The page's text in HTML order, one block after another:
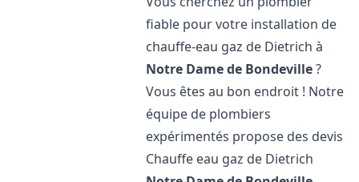
fiable pour votre installation de
chauffe-eau gaz de Dietrich à
Notre Dame de Bondeville?
Vous êtes au bon endroit ! Notre
équipe de plombiers
expérimentés propose des devis
Chauffe eau gaz de Dietrich